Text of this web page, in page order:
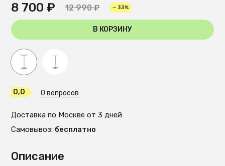
Описание
8 700 ₽ 12 990 ₽ — 33%
В КОРЗИНУ
0,0 0 вопросов
Доставка по Москве от 3 дней
Самовывоз: бесплатно